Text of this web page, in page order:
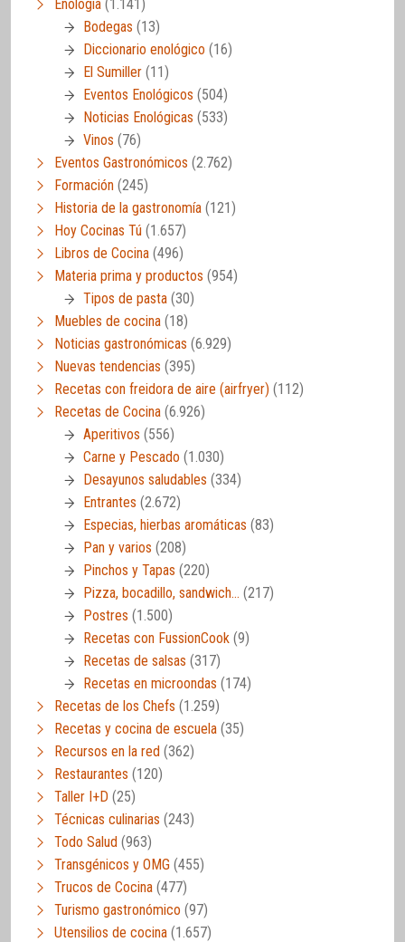
Enología (1.141)
Bodegas (13)
Diccionario enológico (16)
El Sumiller (11)
Eventos Enológicos (504)
Noticias Enológicas (533)
Vinos (76)
Eventos Gastronómicos (2.762)
Formación (245)
Historia de la gastronomía (121)
Hoy Cocinas Tú (1.657)
Libros de Cocina (496)
Materia prima y productos (954)
Tipos de pasta (30)
Muebles de cocina (18)
Noticias gastronómicas (6.929)
Nuevas tendencias (395)
Recetas con freidora de aire (airfryer) (112)
Recetas de Cocina (6.926)
Aperitivos (556)
Carne y Pescado (1.030)
Desayunos saludables (334)
Entrantes (2.672)
Especias, hierbas aromáticas (83)
Pan y varios (208)
Pinchos y Tapas (220)
Pizza, bocadillo, sandwich… (217)
Postres (1.500)
Recetas con FussionCook (9)
Recetas de salsas (317)
Recetas en microondas (174)
Recetas de los Chefs (1.259)
Recetas y cocina de escuela (35)
Recursos en la red (362)
Restaurantes (120)
Taller I+D (25)
Técnicas culinarias (243)
Todo Salud (963)
Transgénicos y OMG (455)
Trucos de Cocina (477)
Turismo gastronómico (97)
Utensilios de cocina (1.657)